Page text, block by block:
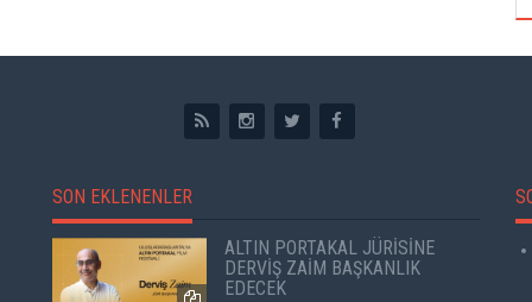
SON EKLENENLER
ALTIN PORTAKAL JÜRİSİNE
DERVİŞ ZAİM BAŞKANLIK
EDECEK